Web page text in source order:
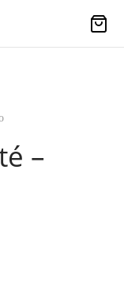
–